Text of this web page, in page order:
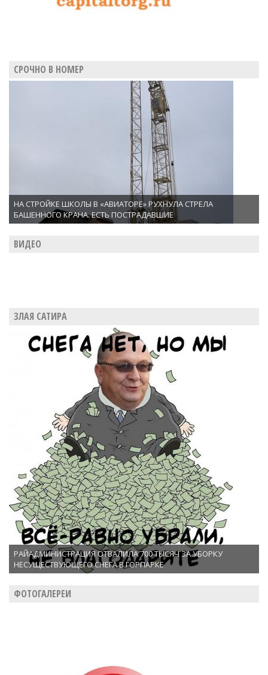
СРОЧНО В НОМЕР
НА СТРОЙКЕ ШКОЛЫ В «АВИАТОРЕ» РУХНУЛА СТРЕЛА
БАШЕННОГО КРАНА. ЕСТЬ ПОСТРАДАВШИЕ
ВИДЕО
ЗЛАЯ САТИРА
РАЙАДМИНИСТРАЦИЯ ОТВАЛИЛА 700 ТЫСЯЧ ЗА УБОРКУ
НЕСУЩЕСТВУЮЩЕГО СНЕГА В ГОРПАРКЕ
ФОТОГАЛЕРЕИ